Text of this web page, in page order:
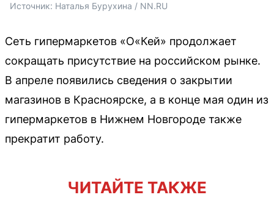
Источник: Наталья Бурухина / NN.RU
Сеть гипермаркетов «О«Кей» продолжает
сокращать присутствие на российском рынке.
В апреле появились сведения о закрытии
магазинов в Красноярске, а в конце мая один из
гипермаркетов в Нижнем Новгороде также
прекратит работу.
ЧИТАЙТЕ ТАКЖЕ